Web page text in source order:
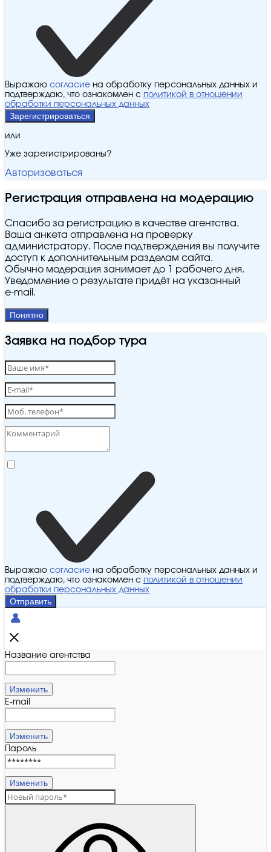
Выражаю согласие на обработку персональных данных и
подтверждаю, что ознакомлен с политикой в отношении
обработки персональных данных
Зарегистрироваться
или
Уже зарегистрированы?
Авторизоваться
Регистрация отправлена на модерацию
Спасибо за регистрацию в качестве агентства.
Ваша анкета отправлена на проверку
администратору. После подтверждения вы получите
доступ к дополнительным разделам сайта.
Обычно модерация занимает до 1 рабочего дня.
Уведомление о результате придёт на указанный
e‑mail.
Понятно
Заявка на подбор тура
Выражаю согласие на обработку персональных данных и
подтверждаю, что ознакомлен с политикой в отношении
обработки персональных данных
Отправить
Название агентства
Изменить
E-mail
Изменить
Пароль
Изменить